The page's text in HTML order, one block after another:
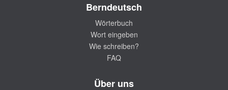
Berndeutsch
Wörterbuch
Wort eingeben
Wie schreiben?
FAQ
Über uns